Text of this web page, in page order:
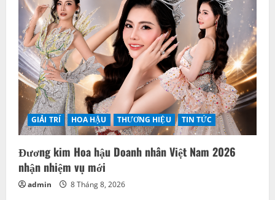
GIẢI TRÍ HOA HẬU THƯƠNG HIỆU TIN TỨC
Đương kim Hoa hậu Doanh nhân Việt Nam 2026
nhận nhiệm vụ mới
admin 8 Tháng 8, 2026